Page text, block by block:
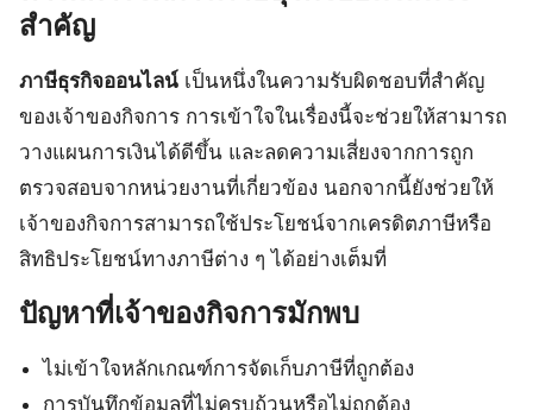
สำคัญ
ภาษีธุรกิจออนไลน์ เป็นหนึ่งในความรับผิดชอบที่สำคัญ
ของเจ้าของกิจการ การเข้าใจในเรื่องนี้จะช่วยให้สามารถ
วางแผนการเงินได้ดีขึ้น และลดความเสี่ยงจากการถูก
ตรวจสอบจากหน่วยงานที่เกี่ยวข้อง นอกจากนี้ยังช่วยให้
เจ้าของกิจการสามารถใช้ประโยชน์จากเครดิตภาษีหรือ
สิทธิประโยชน์ทางภาษีต่าง ๆ ได้อย่างเต็มที่
ปัญหาที่เจ้าของกิจการมักพบ
ไม่เข้าใจหลักเกณฑ์การจัดเก็บภาษีที่ถูกต้อง
การบันทึกข้อมูลที่ไม่ครบถ้วนหรือไม่ถูกต้อง